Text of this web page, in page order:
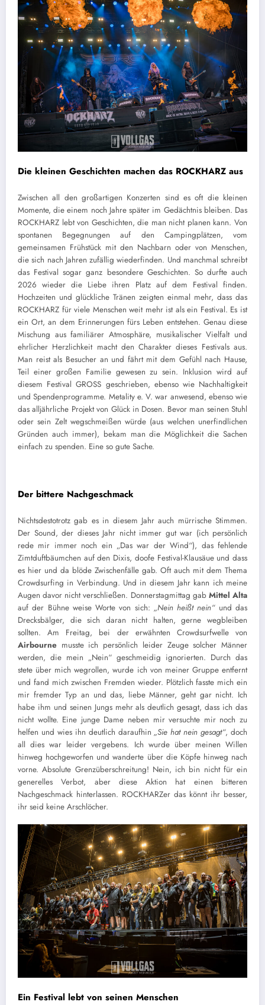
Die kleinen Geschichten machen das ROCKHARZ aus
Zwischen all den großartigen Konzerten sind es oft die kleinen
Momente, die einem noch Jahre später im Gedächtnis bleiben. Das
ROCKHARZ lebt von Geschichten, die man nicht planen kann. Von
spontanen Begegnungen auf den Campingplätzen, vom
gemeinsamen Frühstück mit den Nachbarn oder von Menschen,
die sich nach Jahren zufällig wiederfinden. Und manchmal schreibt
das Festival sogar ganz besondere Geschichten. So durfte auch
2026 wieder die Liebe ihren Platz auf dem Festival finden.
Hochzeiten und glückliche Tränen zeigten einmal mehr, dass das
ROCKHARZ für viele Menschen weit mehr ist als ein Festival. Es ist
ein Ort, an dem Erinnerungen fürs Leben entstehen. Genau diese
Mischung aus familiärer Atmosphäre, musikalischer Vielfalt und
ehrlicher Herzlichkeit macht den Charakter dieses Festivals aus.
Man reist als Besucher an und fährt mit dem Gefühl nach Hause,
Teil einer großen Familie gewesen zu sein. Inklusion wird auf
diesem Festival GROSS geschrieben, ebenso wie Nachhaltigkeit
und Spendenprogramme. Metality e. V. war anwesend, ebenso wie
das alljährliche Projekt von Glück in Dosen. Bevor man seinen Stuhl
oder sein Zelt wegschmeißen würde (aus welchen unerfindlichen
Gründen auch immer), bekam man die Möglichkeit die Sachen
einfach zu spenden. Eine so gute Sache.
Der bittere Nachgeschmack
Nichtsdestotrotz gab es in diesem Jahr auch mürrische Stimmen.
Der Sound, der dieses Jahr nicht immer gut war (ich persönlich
rede mir immer noch ein „Das war der Wind“), das fehlende
Zimtduftbäumchen auf den Dixis, doofe Festival-Klausäue und dass
es hier und da blöde Zwischenfälle gab. Oft auch mit dem Thema
Crowdsurfing in Verbindung. Und in diesem Jahr kann ich meine
Augen davor nicht verschließen. Donnerstagmittag gab Mittel Alta
auf der Bühne weise Worte von sich: „Nein heißt nein“und das
Drecksbälger, die sich daran nicht halten, gerne wegbleiben
sollten. Am Freitag, bei der erwähnten Crowdsurfwelle von
Airbourne musste ich persönlich leider Zeuge solcher Männer
werden, die mein „Nein“ geschmeidig ignorierten. Durch das
stete über mich wegrollen, wurde ich von meiner Gruppe entfernt
und fand mich zwischen Fremden wieder. Plötzlich fasste mich ein
mir fremder Typ an und das, liebe Männer, geht gar nicht. Ich
habe ihm und seinen Jungs mehr als deutlich gesagt, dass ich das
nicht wollte. Eine junge Dame neben mir versuchte mir noch zu
helfen und wies ihn deutlich daraufhin „Sie hat nein gesagt“, doch
all dies war leider vergebens. Ich wurde über meinen Willen
hinweg hochgeworfen und wanderte über die Köpfe hinweg nach
vorne. Absolute Grenzüberschreitung! Nein, ich bin nicht für ein
generelles Verbot, aber diese Aktion hat einen bitteren
Nachgeschmack hinterlassen. ROCKHARZer das könnt ihr besser,
ihr seid keine Arschlöcher.
Ein Festival lebt von seinen Menschen